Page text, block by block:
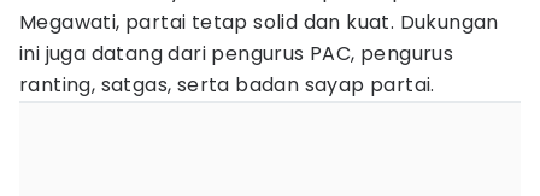
Megawati, partai tetap solid dan kuat. Dukungan
ini juga datang dari pengurus PAC, pengurus
ranting, satgas, serta badan sayap partai.